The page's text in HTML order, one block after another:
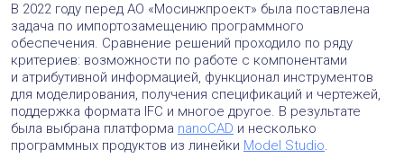
В 2022 году перед АО «Мосинжпроект» была поставлена
задача по импортозамещению программного
обеспечения. Сравнение решений проходило по ряду
критериев: возможности по работе с компонентами
и атрибутивной информацией, функционал инструментов
для моделирования, получения спецификаций и чертежей,
поддержка формата IFC и многое другое. В результате
была выбрана платформа nanoCAD и несколько
программных продуктов из линейки Model Studio.